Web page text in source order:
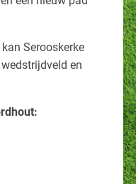
Serooskerke
en